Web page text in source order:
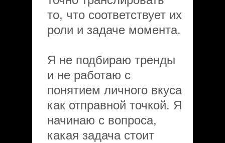
то, что соответствует их
роли и задаче момента.
Я не подбираю тренды
и не работаю с
понятием личного вкуса
как отправной точкой. Я
начинаю с вопроса,
какая задача стоит